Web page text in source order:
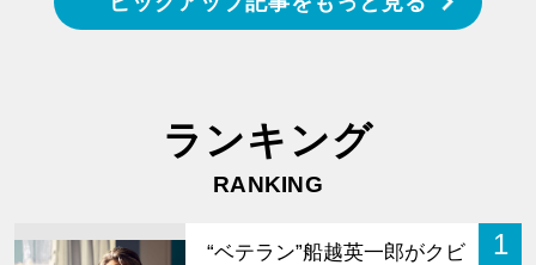
ランキング
RANKING
1
“ベテラン”船越英一郎がクビ